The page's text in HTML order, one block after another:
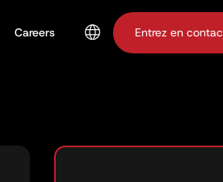
Careers Entrez en